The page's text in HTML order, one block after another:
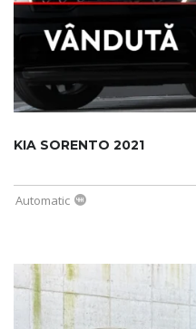
KIA SORENTO 2021
Automatic